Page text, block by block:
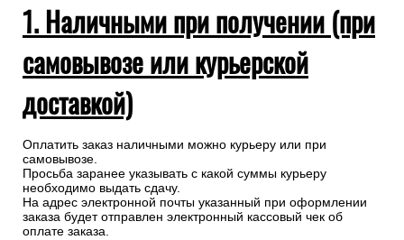
1. Наличными при получении (при
самовывозе или курьерской
доставкой)
Оплатить заказ наличными можно курьеру или при
самовывозе.
Просьба заранее указывать с какой суммы курьеру
необходимо выдать сдачу.
На адрес электронной почты указанный при оформлении
заказа будет отправлен электронный кассовый чек об
оплате заказа.